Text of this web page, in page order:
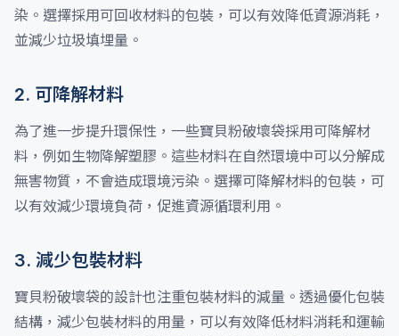
染。選擇採用可回收材料的包裝，可以有效降低資源消耗，
並減少垃圾填埋量。
2. 可降解材料
為了進一步提升環保性，一些寶貝粉破壞袋採用可降解材
料，例如生物降解塑膠。這些材料在自然環境中可以分解成
無害物質，不會造成環境污染。選擇可降解材料的包裝，可
以有效減少環境負荷，促進資源循環利用。
3. 減少包裝材料
寶貝粉破壞袋的設計也注重包裝材料的減量。透過優化包裝
結構，減少包裝材料的用量，可以有效降低材料消耗和運輸